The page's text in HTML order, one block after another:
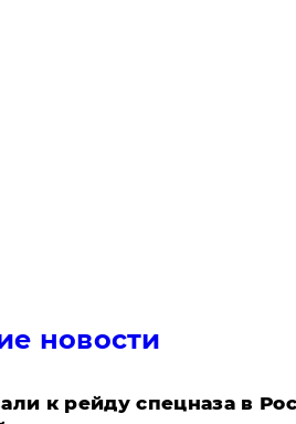
новости
к рейду спецназа в